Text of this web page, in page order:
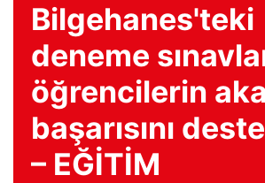
Bilgehanes'teki
deneme
öğrencilerin
başarısını
– EĞİTİM